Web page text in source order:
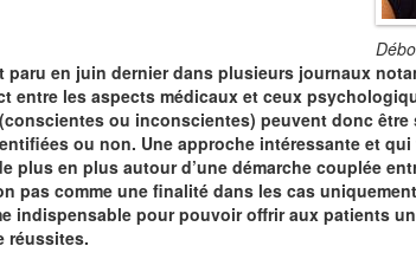
en juin dernier dans plusieurs journaux
entre les aspects médicaux et ceux
ou inconscientes) peuvent donc
ou non. Une approche intéressante et
plus en plus autour d’une démarche couplée
pas comme une finalité dans les cas
indispensable pour pouvoir offrir aux patients
réussites.